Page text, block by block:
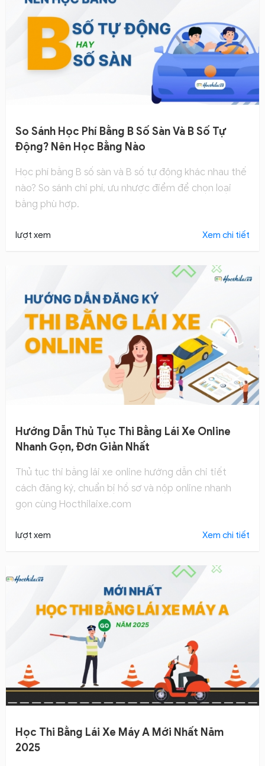
So Sánh Học Phí Bằng B Số Sàn Và B Số Tự
Động? Nên Học Bằng Nào
Học phí bằng B số sàn và B số tự động khác nhau thế
nào? So sánh chi phí, ưu nhược điểm để chọn loại
bằng phù hợp.
lượt xem Xem chi tiết
Hướng Dẫn Thủ Tục Thi Bằng Lái Xe Online
Nhanh Gọn, Đơn Giản Nhất
Thủ tục thi bằng lái xe online hướng dẫn chi tiết
cách đăng ký, chuẩn bị hồ sơ và nộp online nhanh
gọn cùng Hocthilaixe.com
lượt xem Xem chi tiết
Học Thi Bằng Lái Xe Máy A Mới Nhất Năm
2025